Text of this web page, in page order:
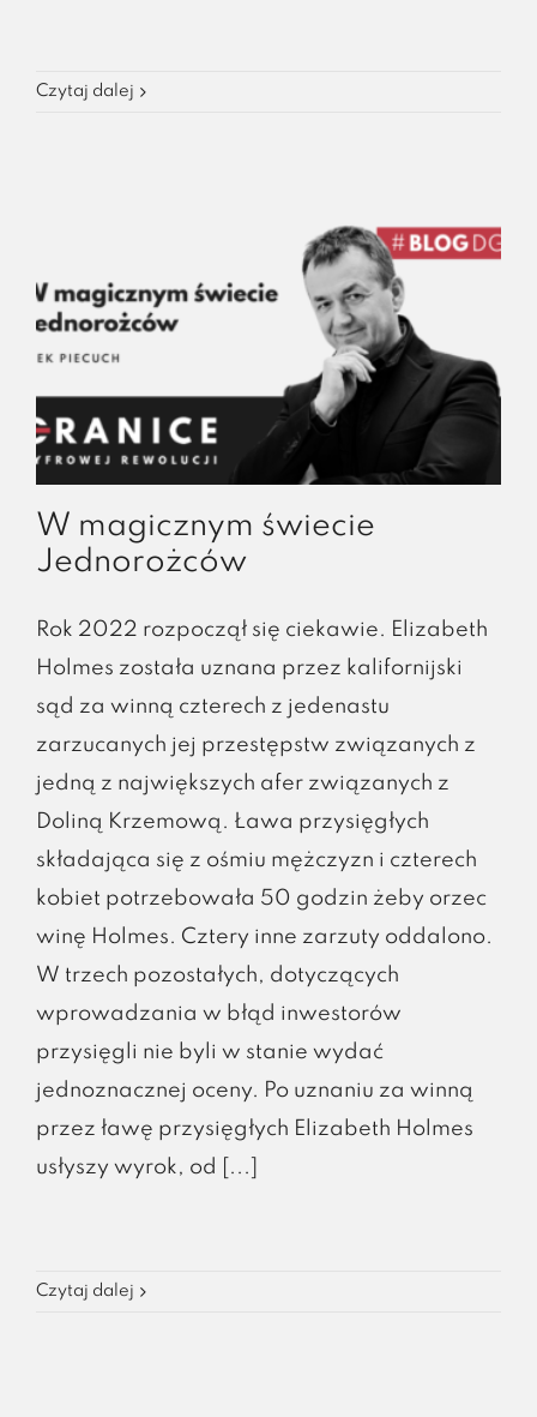
Czytaj dalej
W magicznym świecie
Jednorożców
Rok 2022 rozpoczął się ciekawie. Elizabeth
Holmes została uznana przez kalifornijski
sąd za winną czterech z jedenastu
zarzucanych jej przestępstw związanych z
jedną z największych afer związanych z
Doliną Krzemową. Ława przysięgłych
składająca się z ośmiu mężczyzn i czterech
kobiet potrzebowała 50 godzin żeby orzec
winę Holmes. Cztery inne zarzuty oddalono.
W trzech pozostałych, dotyczących
wprowadzania w błąd inwestorów
przysięgli nie byli w stanie wydać
jednoznacznej oceny. Po uznaniu za winną
przez ławę przysięgłych Elizabeth Holmes
usłyszy wyrok, od [...]
Czytaj dalej